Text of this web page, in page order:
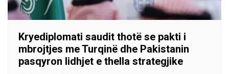
Kryediplomati saudit thotë se pakti i
mbrojtjes me Turqinë dhe Pakistanin
pasqyron lidhjet e thella strategjike